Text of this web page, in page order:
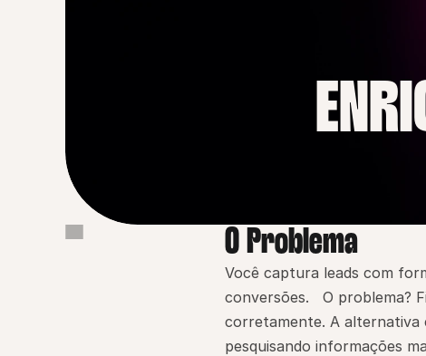
O Problema
Você captura leads com
conversões.   O problema?
corretamente. A alternativa
pesquisando informações